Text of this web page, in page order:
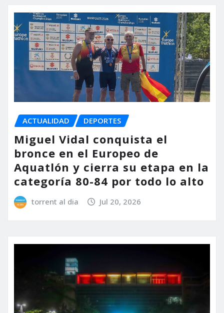
ACTUALIDAD DEPORTES
Miguel Vidal conquista el
bronce en el Europeo de
Aquatlón y cierra su etapa en la
categoría 80-84 por todo lo alto
torrent al dia Jul 20, 2026